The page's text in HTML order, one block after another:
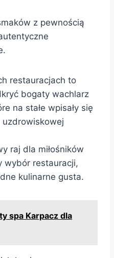
z pewnością
restauracjach to
bogaty wachlarz
na stałe wpisały się
raj dla miłośników
wybór restauracji,
kulinarne gusta.
spa Karpacz dla